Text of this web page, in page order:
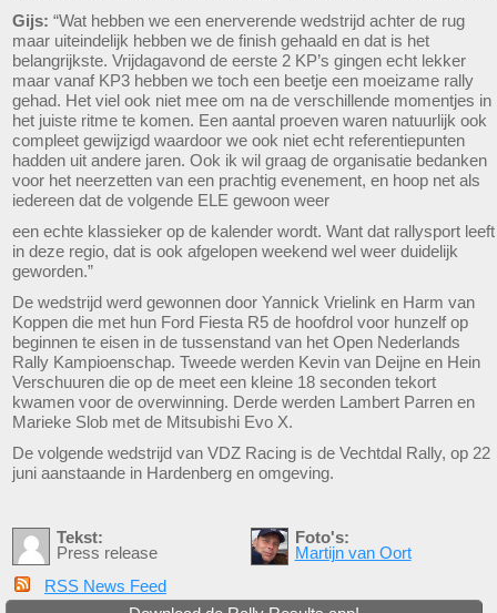
Gijs: “Wat hebben we een enerverende wedstrijd achter de rug
maar uiteindelijk hebben we de finish gehaald en dat is het
belangrijkste. Vrijdagavond de eerste 2 KP’s gingen echt lekker
maar vanaf KP3 hebben we toch een beetje een moeizame rally
gehad. Het viel ook niet mee om na de verschillende momentjes in
het juiste ritme te komen. Een aantal proeven waren natuurlijk ook
compleet gewijzigd waardoor we ook niet echt referentiepunten
hadden uit andere jaren. Ook ik wil graag de organisatie bedanken
voor het neerzetten van een prachtig evenement, en hoop net als
iedereen dat de volgende ELE gewoon weer
een echte klassieker op de kalender wordt. Want dat rallysport leeft
in deze regio, dat is ook afgelopen weekend wel weer duidelijk
geworden.”
De wedstrijd werd gewonnen door Yannick Vrielink en Harm van
Koppen die met hun Ford Fiesta R5 de hoofdrol voor hunzelf op
beginnen te eisen in de tussenstand van het Open Nederlands
Rally Kampioenschap. Tweede werden Kevin van Deijne en Hein
Verschuuren die op de meet een kleine 18 seconden tekort
kwamen voor de overwinning. Derde werden Lambert Parren en
Marieke Slob met de Mitsubishi Evo X.
De volgende wedstrijd van VDZ Racing is de Vechtdal Rally, op 22
juni aanstaande in Hardenberg en omgeving.
Tekst:
Press release
Foto's:
Martijn van Oort
RSS News Feed